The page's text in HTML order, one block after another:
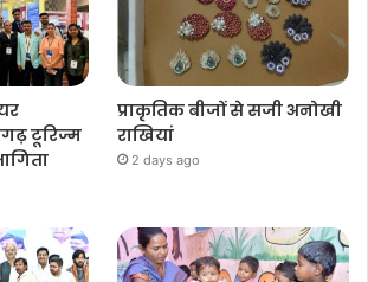
टूरिज्म
प्राकृतिक बीजों से सजी अनोखी
राखियां
2 days ago